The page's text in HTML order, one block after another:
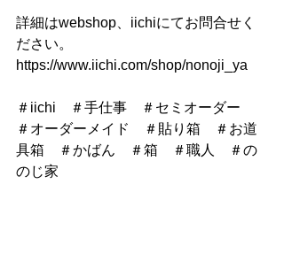
詳細はwebshop、iichiにてお問合せく
ださい。
https://www.iichi.com/shop/nonoji_ya
＃iichi　＃手仕事　＃セミオーダー
＃オーダーメイド　＃貼り箱　＃お道
具箱　＃かばん　＃箱　＃職人　＃の
のじ家